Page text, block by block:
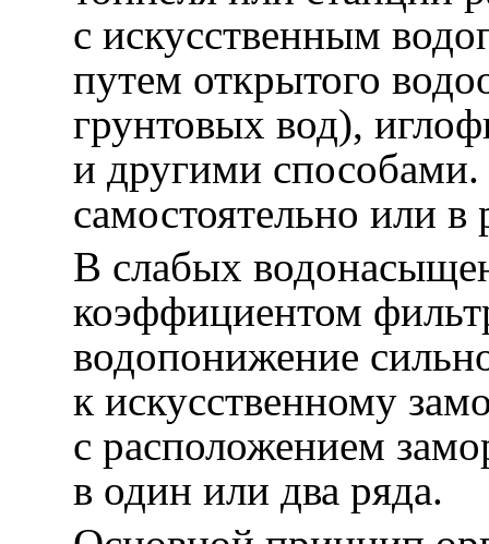
с искусственным
путем открытого
грунтовых вод),
и другими
самостоятельно или
В слабых
коэффициентом
водопонижение
к искусственному
с расположением
в один или два ряда.